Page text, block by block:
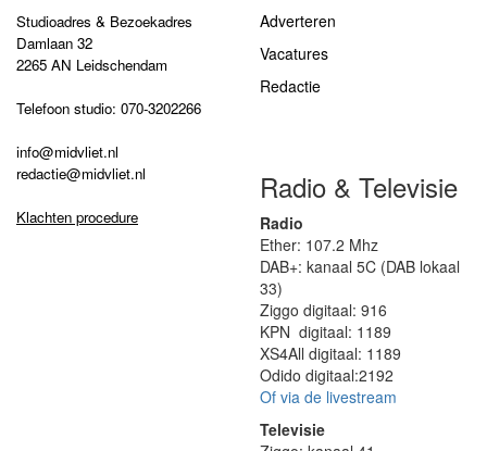
Studioadres & Bezoekadres
Damlaan 32
2265 AN Leidschendam
Telefoon studio: 070-3202266
info@midvliet.nl
redactie@midvliet.nl
Klachten procedure
Adverteren
Vacatures
Redactie
Radio & Televisie
Radio
Ether: 107.2 Mhz
DAB+: kanaal 5C (DAB lokaal
33)
Ziggo digitaal: 916
KPN digitaal: 1189
XS4All digitaal: 1189
Odido digitaal:2192
Of via de livestream
Televisie